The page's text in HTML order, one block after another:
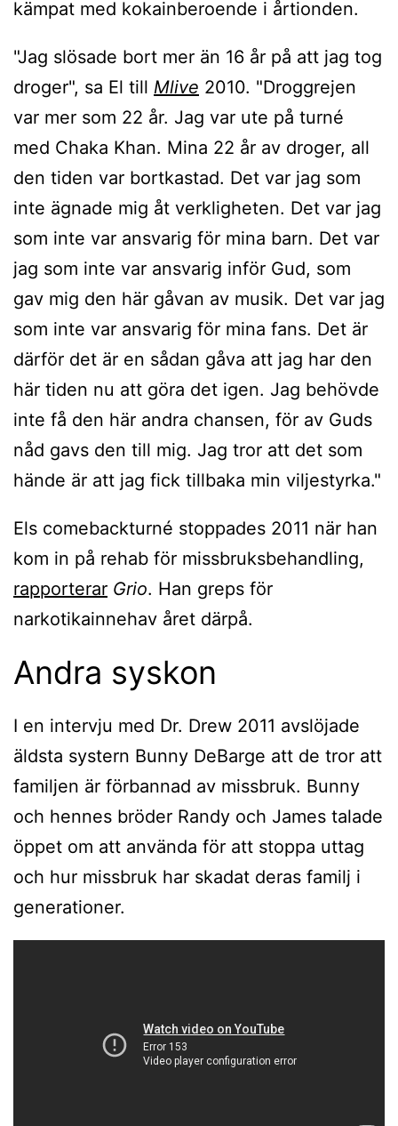
kämpat med kokainberoende i årtionden.
"Jag slösade bort mer än 16 år på att jag tog
droger", sa El till Mlive 2010. "Droggrejen
var mer som 22 år. Jag var ute på turné
med Chaka Khan. Mina 22 år av droger, all
den tiden var bortkastad. Det var jag som
inte ägnade mig åt verkligheten. Det var jag
som inte var ansvarig för mina barn. Det var
jag som inte var ansvarig inför Gud, som
gav mig den här gåvan av musik. Det var jag
som inte var ansvarig för mina fans. Det är
därför det är en sådan gåva att jag har den
här tiden nu att göra det igen. Jag behövde
inte få den här andra chansen, för av Guds
nåd gavs den till mig. Jag tror att det som
hände är att jag fick tillbaka min viljestyrka."
Els comebackturné stoppades 2011 när han
kom in på rehab för missbruksbehandling,
rapporterar Grio. Han greps för
narkotikainnehav året därpå.
Andra syskon
I en intervju med Dr. Drew 2011 avslöjade
äldsta systern Bunny DeBarge att de tror att
familjen är förbannad av missbruk. Bunny
och hennes bröder Randy och James talade
öppet om att använda för att stoppa uttag
och hur missbruk har skadat deras familj i
generationer.